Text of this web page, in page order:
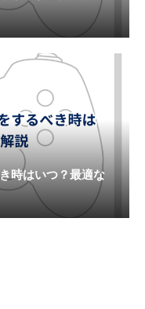
時はいつ？最適な